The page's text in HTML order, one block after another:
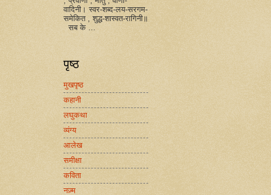
वादिनी। स्वर-शब्द-लय-सरगम-
समेकित , शुद्ध-शास्वत-रागिनी॥
सब के ...
पृष्ठ
मुखपृष्ठ
कहानी
लघुकथा
व्यंग्य
आलेख
समीक्षा
कविता
नज़्म